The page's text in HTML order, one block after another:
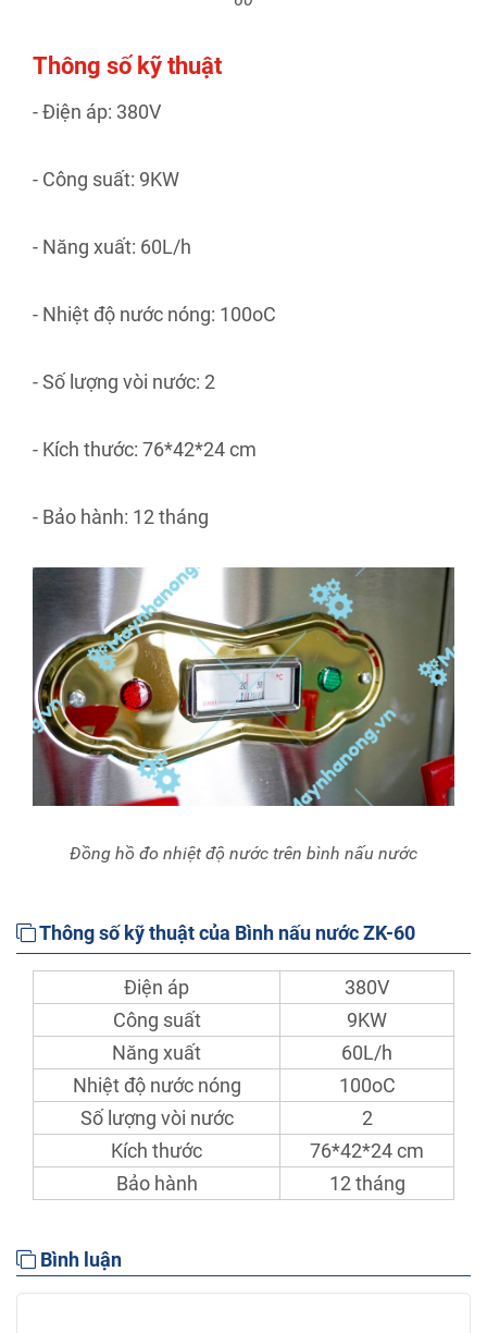
Thông số kỹ thuật
- Điện áp: 380V
- Công suất: 9KW
- Năng xuất: 60L/h
- Nhiệt độ nước nóng: 100oC
- Số lượng vòi nước: 2
- Kích thước: 76*42*24 cm
- Bảo hành: 12 tháng
Đồng hồ đo nhiệt độ nước trên bình nấu nước
Thông số kỹ thuật của Bình nấu nước ZK-60
Điện áp
380V
Công suất
9KW
Năng xuất
60L/h
Nhiệt độ nước nóng
100oC
Số lượng vòi nước
2
Kích thước
76*42*24 cm
Bảo hành
12 tháng
Bình luận